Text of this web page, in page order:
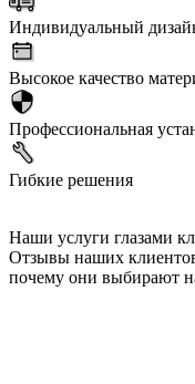
Индивидуальный
Высокое качество
Профессиональная
Гибкие решения
Наши услуги глазами
Отзывы наших клиентов
почему они выбирают